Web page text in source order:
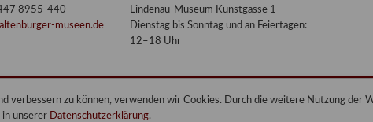
verbessern zu können, verwenden wir Cookies. Durch die weitere Nutzung der
in unserer Datenschutzerklärung.
8955-440
museen.de
Lindenau-Museum Kunstgasse 1
Dienstag bis Sonntag und an Feiertagen:
12–18 Uhr